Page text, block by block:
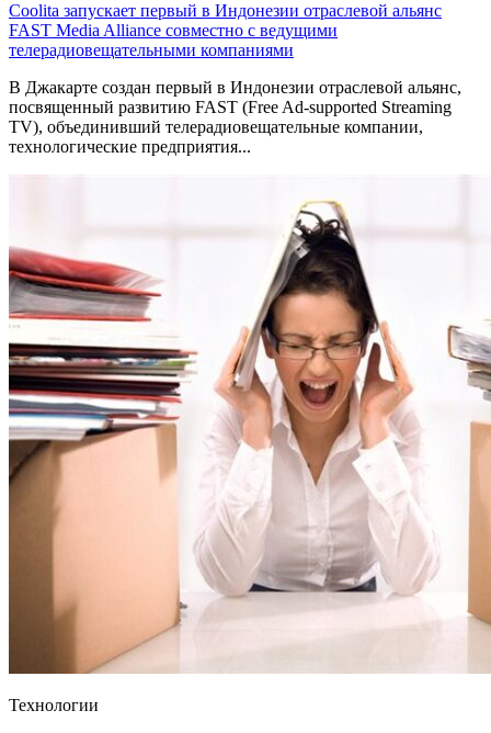
Coolita запускает первый в Индонезии отраслевой альянс
FAST Media Alliance совместно с ведущими
телерадиовещательными компаниями
В Джакарте создан первый в Индонезии отраслевой альянс,
посвященный развитию FAST (Free Ad-supported Streaming
TV), объединивший телерадиовещательные компании,
технологические предприятия...
Технологии